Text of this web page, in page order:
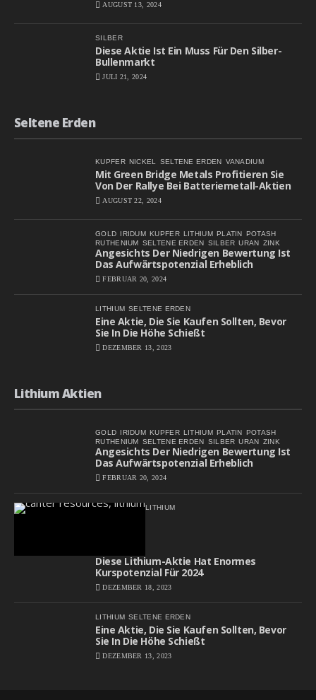
AUGUST 13, 2024
SILBER
Diese Aktie Ist Ein Muss Für Den Silber-
Bullenmarkt
JULI 21, 2024
Seltene Erden
KUPFER NICKEL SELTENE ERDEN VANADIUM
Mit Green Bridge Metals Profitieren Sie
Von Der Rallye Bei Batteriemetall-Aktien
AUGUST 22, 2024
GOLD IRIDUM KUPFER LITHIUM PLATIN POTASH
RUTHENIUM SELTENE ERDEN SILBER URAN ZINK
Angesichts Der Niedrigen Bewertung Ist
Das Aufwärtspotenzial Erheblich
FEBRUAR 20, 2024
LITHIUM SELTENE ERDEN
Eine Aktie, Die Sie Kaufen Sollten, Bevor
Sie In Die Höhe Schießt
DEZEMBER 13, 2023
Lithium Aktien
GOLD IRIDUM KUPFER LITHIUM PLATIN POTASH
RUTHENIUM SELTENE ERDEN SILBER URAN ZINK
Angesichts Der Niedrigen Bewertung Ist
Das Aufwärtspotenzial Erheblich
FEBRUAR 20, 2024
LITHIUM
Diese Lithium-Aktie Hat Enormes
Kurspotenzial Für 2024
DEZEMBER 18, 2023
LITHIUM SELTENE ERDEN
Eine Aktie, Die Sie Kaufen Sollten, Bevor
Sie In Die Höhe Schießt
DEZEMBER 13, 2023